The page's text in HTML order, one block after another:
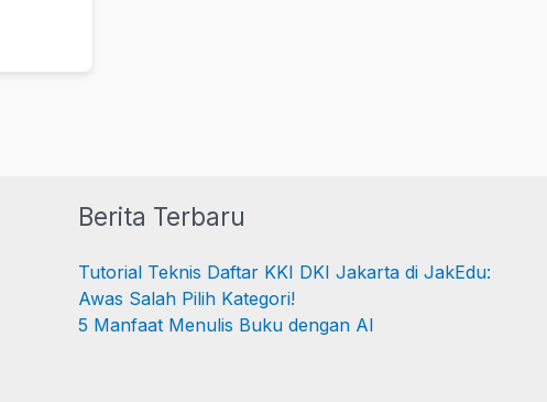
Berita Terbaru
Tutorial Teknis Daftar KKI DKI Jakarta di JakEdu:
Awas Salah Pilih Kategori!
5 Manfaat Menulis Buku dengan AI